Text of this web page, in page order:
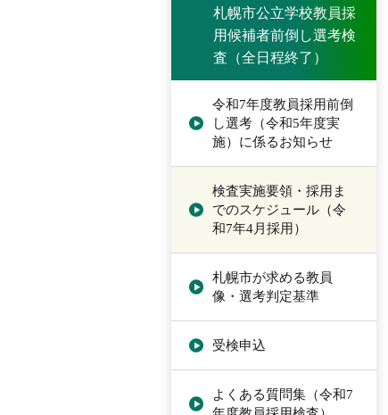
札幌市公立学校教員採
用候補者前倒し選考検
査（全日程終了）
令和7年度教員採用前倒
し選考（令和5年度実
施）に係るお知らせ
検査実施要領・採用ま
でのスケジュール（令
和7年4月採用）
札幌市が求める教員
像・選考判定基準
受検申込
よくある質問集（令和7